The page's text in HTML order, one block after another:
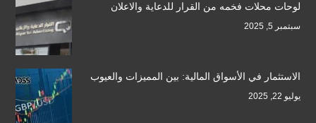
لوحات محلات فخمه من القرار للدعاية والاعلان
سبتمبر 5, 2025
الاستثمار في الأسواق المالية: بين المميزات والعيوب
يوليو 22, 2025